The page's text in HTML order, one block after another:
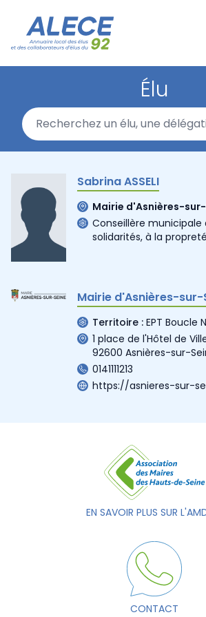
Élu
Sabrina ASSELI
Mairie d'Asnières-
Conseillère municipale
solidarités, à la
Mairie d'Asnières-sur-
Territoire : EPT Boucle
1 place de l'Hôtel de
92600 Asnières-sur-
0141111213
https://asnieres-sur-
EN SAVOIR PLUS SUR
CONTACT